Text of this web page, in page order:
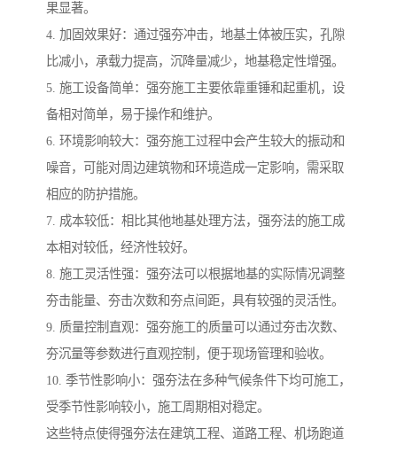
果显著。
4. 加固效果好：通过强夯冲击，地基土体被压实，孔隙
比减小，承载力提高，沉降量减少，地基稳定性增强。
5. 施工设备简单：强夯施工主要依靠重锤和起重机，设
备相对简单，易于操作和维护。
6. 环境影响较大：强夯施工过程中会产生较大的振动和
噪音，可能对周边建筑物和环境造成一定影响，需采取
相应的防护措施。
7. 成本较低：相比其他地基处理方法，强夯法的施工成
本相对较低，经济性较好。
8. 施工灵活性强：强夯法可以根据地基的实际情况调整
夯击能量、夯击次数和夯点间距，具有较强的灵活性。
9. 质量控制直观：强夯施工的质量可以通过夯击次数、
夯沉量等参数进行直观控制，便于现场管理和验收。
10. 季节性影响小：强夯法在多种气候条件下均可施工，
受季节性影响较小，施工周期相对稳定。
这些特点使得强夯法在建筑工程、道路工程、机场跑道